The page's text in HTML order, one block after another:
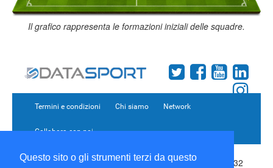
Questo sito o gli strumenti terzi da questo
Il grafico rappresenta le formazioni iniziali delle squadre.
Termini e condizioni Chi siamo Network
Collabora con noi
Copyright 1995-2026 ©Wise SrlVia Palmanova 8 20132